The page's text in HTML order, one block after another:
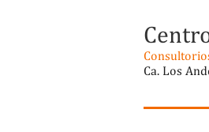
Ca. Los